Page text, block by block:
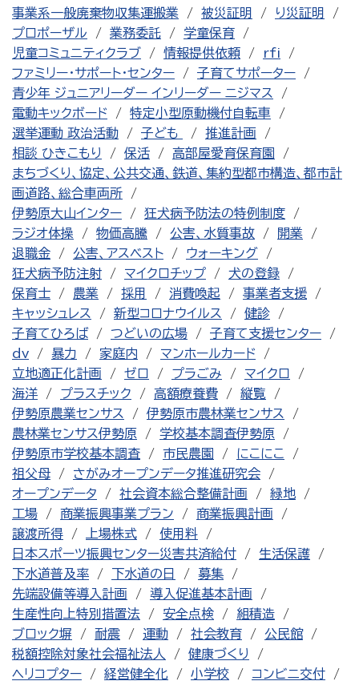
事業系一般廃棄物収集運搬業
被災証明
り災証明
プロポーザル
業務委託
学童保育
児童コミュニティクラブ
情報提供依頼
rfi
ファミリー・サポート・センター
子育てサポーター
青少年 ジュニアリーダー インリーダー ニジマス
電動キックボード
特定小型原動機付自転車
選挙運動 政治活動
子ども
推進計画
相談 ひきこもり
保活
高部屋愛育保育園
まちづくり、協定、公共交通、鉄道、集約型都市構造、都市計
画道路、総合車両所
伊勢原大山インター
狂犬病予防法の特例制度
ラジオ体操
物価高騰 公害、水質事故
開業
退職金
公害、アスベスト
ウォーキング
狂犬病予防注射
マイクロチップ
犬の登録
保育士
農業 採用 消費喚起
事業者支援
キャッシュレス
新型コロナウイルス
健診
子育てひろば
つどいの広場
子育て支援センター
dv
暴力 家庭内
マンホールカード
立地適正化計画
ゼロ プラごみ
マイクロ
海洋
プラスチック 高額療養費
縦覧
伊勢原農業センサス
伊勢原市農林業センサス
農林業センサス伊勢原
学校基本調査伊勢原
伊勢原市学校基本調査
市民農園
にこにこ
祖父母
さがみオープンデータ推進研究会
オープンデータ
社会資本総合整備計画
緑地
工場
商業振興事業プラン
商業振興計画
譲渡所得
上場株式
使用料
日本スポーツ振興センター災害共済給付
生活保護
下水道普及率
下水道の日
募集
先端設備等導入計画
導入促進基本計画
生産性向上特別措置法
安全点検
組積造
ブロック塀
耐震 運動 社会教育
公民館
税額控除対象社会福祉法人
健康づくり
ヘリコプター
経営健全化 小学校
コンビニ交付